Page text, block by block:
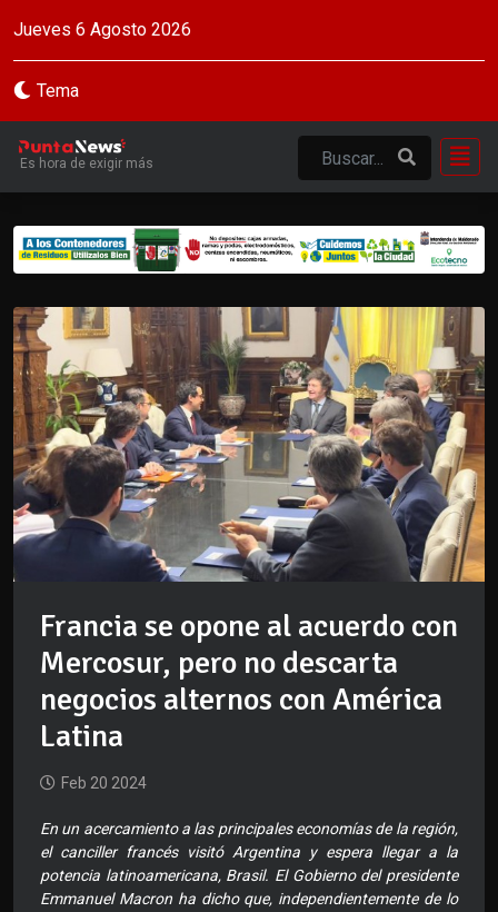
Jueves 6 Agosto 2026
Tema
Es hora de exigir más
Francia se opone al acuerdo con
Mercosur, pero no descarta
negocios alternos con América
Latina
Feb 20 2024
En un acercamiento a las principales economías de la región,
el canciller francés visitó Argentina y espera llegar a la
potencia latinoamericana, Brasil. El Gobierno del presidente
Emmanuel Macron ha dicho que, independientemente de lo